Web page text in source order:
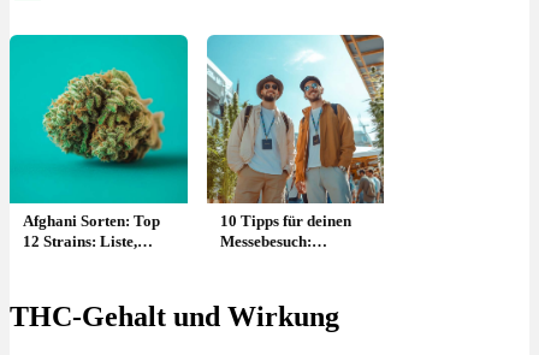
Afghani Sorten: Top
12 Strains: Liste,
10 Tipps für deinen
Messebesuch:
Tagesplanung +
Checkliste
THC-Gehalt und Wirkung